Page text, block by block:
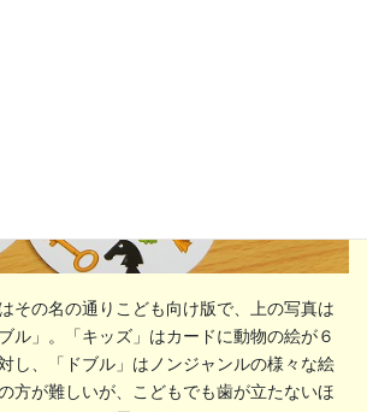
その名の通りこども向け版で、上の写真は
ル」。「キッズ」はカードに動物の絵が６
し、「ドブル」はノンジャンルの様々な絵
方が難しいが、こどもでも歯が立たないほ